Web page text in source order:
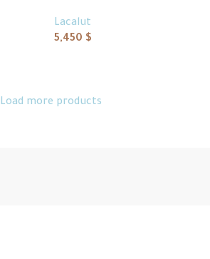
Lacalut
5,450 $
Load more products